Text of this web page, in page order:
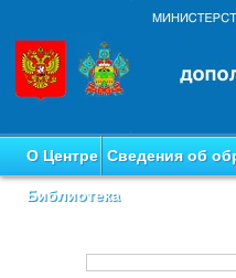
О Центре Сведения об
Библиотека